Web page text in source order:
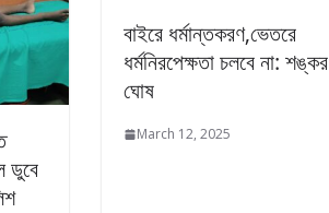
ডুবে
বাইরে ধর্মান্তকরণ,ভেতরে
ধর্মনিরপেক্ষতা চলবে না: শঙ্কর
ঘোষ
March 12, 2025